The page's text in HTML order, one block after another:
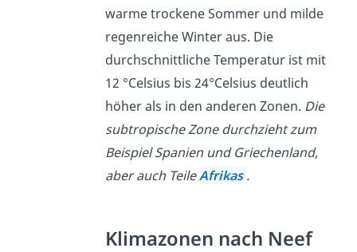
warme trockene Sommer und milde
regenreiche Winter aus. Die
durchschnittliche Temperatur ist mit
12 °Celsius bis 24°Celsius deutlich
höher als in den anderen Zonen. Die
subtropische Zone durchzieht zum
Beispiel Spanien und Griechenland,
aber auch TeileAfrikas.
Klimazonen nach Neef